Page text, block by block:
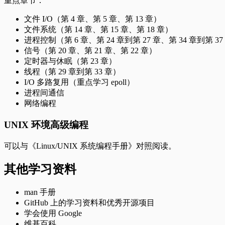
文件 I/O（第 4 章、第 5 章、第 13 章）
文件系统（第 14 章、第 15 章、第 18 章）
进程控制（第 6 章、第 24 章到第 27 章、第 34 章到第 37
信号（第 20 章、第 21 章、第 22 章）
定时器与休眠（第 23 章）
线程（第 29 章到第 33 章）
I/O 多路复用（重点学习 epoll）
进程间通信
网络编程
UNIX 环境高级编程
可以与《Linux/UNIX 系统编程手册》对照阅读。
其他学习资料
man 手册
GitHub 上的学习资料和优秀开源项目
学会使用 Google